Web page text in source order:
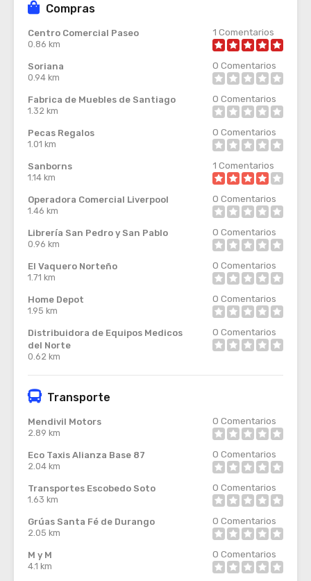
Compras
Centro Comercial Paseo
0.86 km
1 Comentarios
Soriana
0.94 km
0 Comentarios
Fabrica de Muebles de Santiago
1.32 km
0 Comentarios
Pecas Regalos
1.01 km
0 Comentarios
Sanborns
1.14 km
1 Comentarios
Operadora Comercial Liverpool
1.46 km
0 Comentarios
Librería San Pedro y San Pablo
0.96 km
0 Comentarios
El Vaquero Norteño
1.71 km
0 Comentarios
Home Depot
1.95 km
0 Comentarios
Distribuidora de Equipos Medicos
del Norte
0.62 km
0 Comentarios
Transporte
Mendivil Motors
2.89 km
0 Comentarios
Eco Taxis Alianza Base 87
2.04 km
0 Comentarios
Transportes Escobedo Soto
1.63 km
0 Comentarios
Grúas Santa Fé de Durango
2.05 km
0 Comentarios
M y M
4.1 km
0 Comentarios